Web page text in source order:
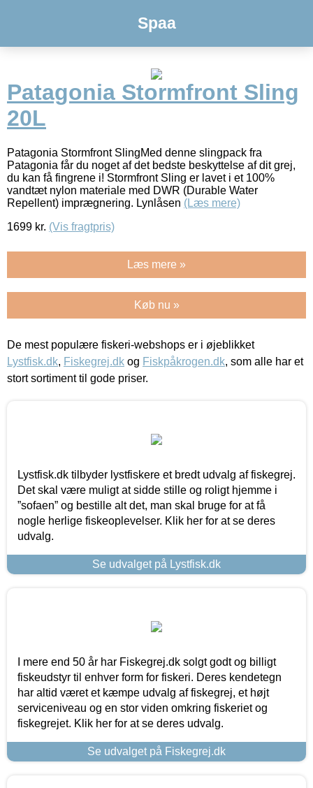
Spaa
Patagonia Stormfront Sling
20L
Patagonia Stormfront SlingMed denne slingpack fra
Patagonia får du noget af det bedste beskyttelse af dit grej,
du kan få fingrene i! Stormfront Sling er lavet i et 100%
vandtæt nylon materiale med DWR (Durable Water
Repellent) imprægnering. Lynlåsen (Læs mere)
1699 kr. (Vis fragtpris)
Læs mere »
Køb nu »
De mest populære fiskeri-webshops er i øjeblikket
Lystfisk.dk, Fiskegrej.dk og Fiskpåkrogen.dk, som alle har et
stort sortiment til gode priser.
Lystfisk.dk tilbyder lystfiskere et bredt udvalg af fiskegrej.
Det skal være muligt at sidde stille og roligt hjemme i
”sofaen” og bestille alt det, man skal bruge for at få
nogle herlige fiskeoplevelser. Klik her for at se deres
udvalg.
Se udvalget på Lystfisk.dk
I mere end 50 år har Fiskegrej.dk solgt godt og billigt
fiskeudstyr til enhver form for fiskeri. Deres kendetegn
har altid været et kæmpe udvalg af fiskegrej, et højt
serviceniveau og en stor viden omkring fiskeriet og
fiskegrejet. Klik her for at se deres udvalg.
Se udvalget på Fiskegrej.dk